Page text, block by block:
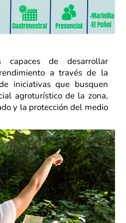
Podcast Territorios Posibles
Recursos Digitales
Revista Institucional
Sostenibilidad
capaces de desarrollar
a través de la
iniciativas que busquen
agroturístico de la zona,
y la protección del medio